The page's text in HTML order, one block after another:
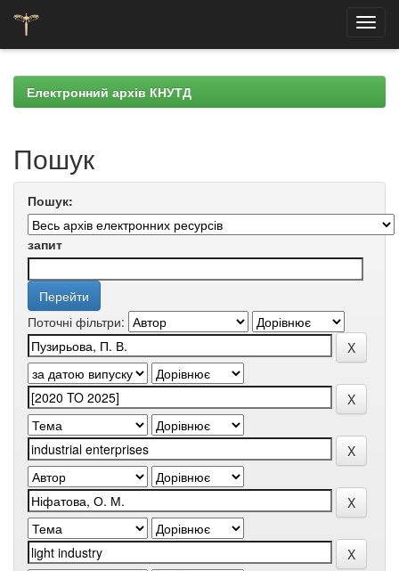
navigationЕлектронний архів КНУТД
Пошук
Пошук:
запит
Поточні фільтри: